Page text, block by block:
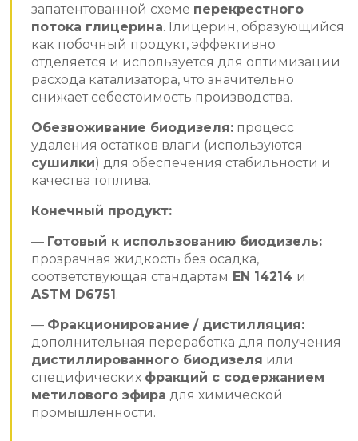
запатентованной схеме перекрестного
потока глицерина. Глицерин, образующийся
как побочный продукт, эффективно
отделяется и используется для оптимизации
расхода катализатора, что значительно
снижает себестоимость производства.
Обезвоживание биодизеля: процесс
удаления остатков влаги (используются
сушилки) для обеспечения стабильности и
качества топлива.
Конечный продукт:
— Готовый к использованию биодизель:
прозрачная жидкость без осадка,
соответствующая стандартам EN 14214 и
ASTM D6751.
— Фракционирование / дистилляция:
дополнительная переработка для получения
дистиллированного биодизеля или
специфических фракций с содержанием
метилового эфира для химической
промышленности.